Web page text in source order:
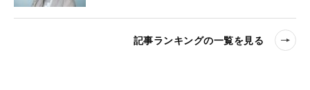
記事ランキングの一覧を見る